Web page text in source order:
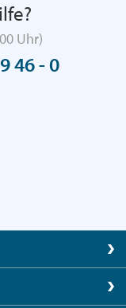
Uhr)
46 - 0